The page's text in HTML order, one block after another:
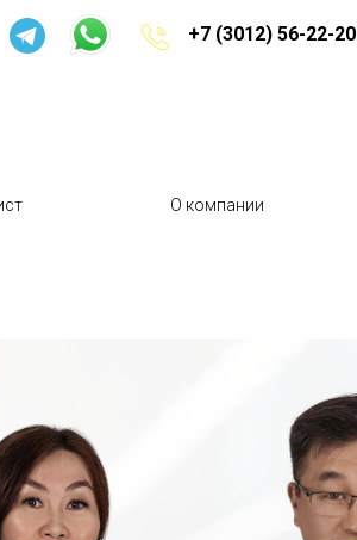
+7 (3012) 56-22-20
О компании